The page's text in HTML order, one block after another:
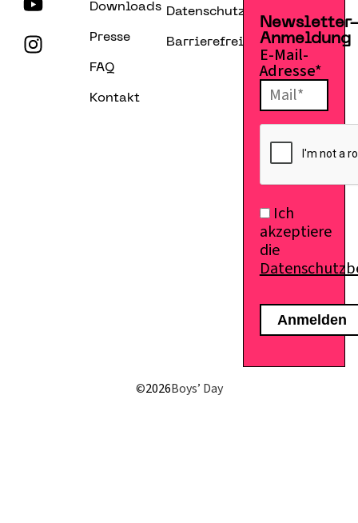
Downloads
Presse
FAQ
Kontakt
Datenschutzerklärung
Barrierefreiheitserklärung
Anmeldung
E-Mail-
Adresse*
Ich
akzeptiere
die
©2026Boys’ Day